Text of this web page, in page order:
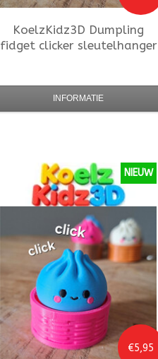
KoelzKidz3D Dumpling
fidget clicker sleutelhanger
INFORMATIE
€5,95
NIEUW